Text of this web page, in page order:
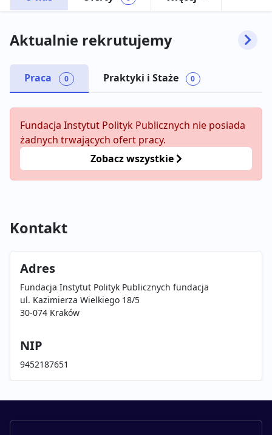
Aktualnie rekrutujemy
Praca 0 Praktyki i Staże 0
Fundacja Instytut Polityk Publicznych nie posiada
żadnych trwających ofert pracy.
Zobacz wszystkie
Kontakt
Adres
Fundacja Instytut Polityk Publicznych fundacja
ul. Kazimierza Wielkiego 18/5
30-074 Kraków
NIP
9452187651